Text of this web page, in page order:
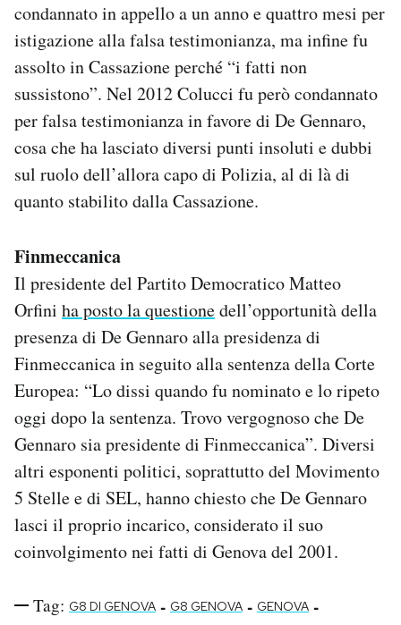
condannato in appello a un anno e quattro mesi per
istigazione alla falsa testimonianza, ma infine fu
assolto in Cassazione perché “i fatti non
sussistono”. Nel 2012 Colucci fu però condannato
per falsa testimonianza in favore di De Gennaro,
cosa che ha lasciato diversi punti insoluti e dubbi
sul ruolo dell’allora capo di Polizia, al di là di
quanto stabilito dalla Cassazione.
Finmeccanica
Il presidente del Partito Democratico Matteo
Orfini ha posto la questionedell’opportunità della
presenza di De Gennaro alla presidenza di
Finmeccanica in seguito alla sentenza della Corte
Europea: “Lo dissi quando fu nominato e lo ripeto
oggi dopo la sentenza. Trovo vergognoso che De
Gennaro sia presidente di Finmeccanica”. Diversi
altri esponenti politici, soprattutto del Movimento
5 Stelle e di SEL, hanno chiesto che De Gennaro
lasci il proprio incarico, considerato il suo
coinvolgimento nei fatti di Genova del 2001.
Tag: G8 DI GENOVA - G8 GENOVA - GENOVA -